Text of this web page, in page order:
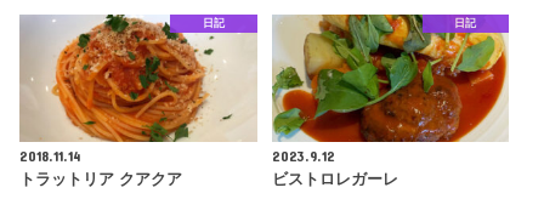
日記
2018.11.14
トラットリア クアクア
日記
2023.9.12
ビストロレガーレ